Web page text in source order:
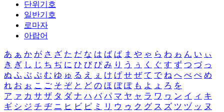
단위기호
일반기호
로마자
아랍어
あ ぁ か が さ ざ た だ な は ば ぱ ま や ゃ ら わ ゎ ん い ぃ
き ぎ し じ ち ぢ に ひ び ぴ み り う ぅ く ぐ す ず つ づ っ
ぬ ふ ぶ ぷ む ゆ ゅ る え ぇ け げ せ ぜ て で ね へ べ ぺ め
れ お ぉ こ ご そ ぞ と ど の ほ ぼ ぽ も よ ょ ろ を
ア ァ カ サ ザ タ ダ ナ ハ バ パ マ ヤ ャ ラ ワ ヮ ン イ ィ キ
ギ シ ジ チ ヂ ニ ヒ ビ ピ ミ リ ウ ゥ ク グ ス ズ ツ ヅ ッ ヌ